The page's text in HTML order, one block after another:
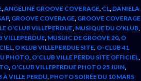
,ANGELINE GROOVE COVERAGE, CL, DANIELA
, GROOVE COVERAGE, GROOVE COVERAGE
LE O'CLUB VILLEPERDUE, MUSIQUE DU O'KLUB,
VILLEPERDUE, MUSUIC DE GROOVE 20, O
, O KLUB VILLEPERDUE SITE, O-CLUB 41
PHOTO, O'CLUB VILLE PERDU SITE OFFICIEL,
, O'CLUB VILLEPERDUE PHOTO 25 JUIN,
VILLE PERDU, PHOTO SOIRÉE DU 10 MARS